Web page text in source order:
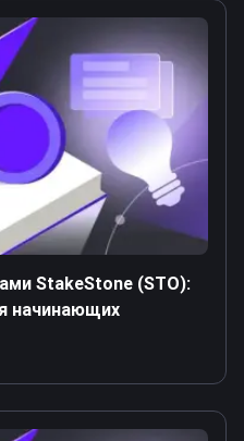
StakeStone (STO):
начинающих